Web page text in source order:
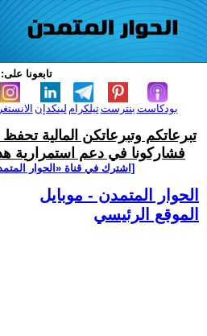
تابعونا على:
لينكدإن تيلكرامبنترست بودكاست
تبرعاتكم وتبرعاتكن المالية
فشاركونا في دعم استمرارية
[اشترك في قناة ‫«الحوار
الحوار المتمدن - موبايل
الموقع الرئيسي